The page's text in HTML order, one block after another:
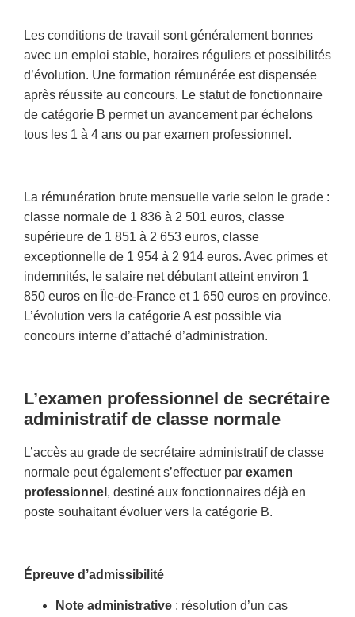
Les conditions de travail sont généralement bonnes
avec un emploi stable, horaires réguliers et possibilités
d’évolution. Une formation rémunérée est dispensée
après réussite au concours. Le statut de fonctionnaire
de catégorie B permet un avancement par échelons
tous les 1 à 4 ans ou par examen professionnel.
La rémunération brute mensuelle varie selon le grade :
classe normale de 1 836 à 2 501 euros, classe
supérieure de 1 851 à 2 653 euros, classe
exceptionnelle de 1 954 à 2 914 euros. Avec primes et
indemnités, le salaire net débutant atteint environ 1
850 euros en Île-de-France et 1 650 euros en province.
L’évolution vers la catégorie A est possible via
concours interne d’attaché d’administration.
L’examen professionnel de secrétaire
administratif de classe normale
L’accès au grade de secrétaire administratif de classe
normale peut également s’effectuer par examen
professionnel , destiné aux fonctionnaires déjà en
poste souhaitant évoluer vers la catégorie B.
Épreuve d’admissibilité
Note administrative : résolution d’un cas